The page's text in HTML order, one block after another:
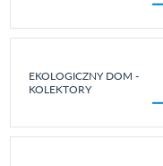
EKOLOGICZNY DOM -
KOLEKTORY